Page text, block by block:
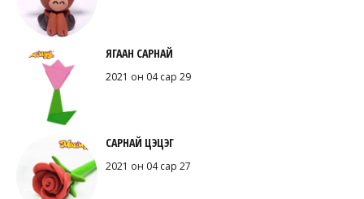
ЯГААН САРНАЙ
2021 он 04 сар 29
САРНАЙ ЦЭЦЭГ
2021 он 04 сар 27